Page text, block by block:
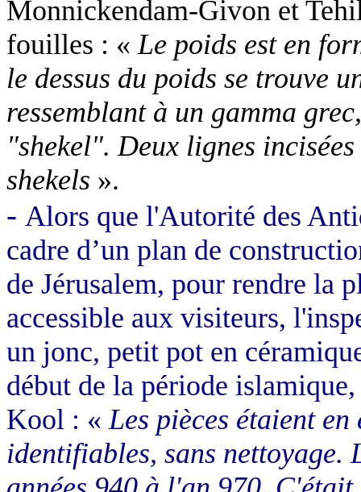
Monnickendam-Givon et
fouilles : « Le poids est en
le dessus du poids se trouve
ressemblant à un gamma
"shekel". Deux lignes
shekels ».
- Alors que l'Autorité des
cadre d’un plan de
de Jérusalem, pour rendre la
accessible aux visiteurs,
un jonc, petit pot en
début de la période
Kool : « Les pièces étaient
identifiables, sans nettoyage.